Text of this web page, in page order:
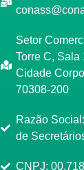
Setor
Torre C,
Cidade
70308-200
Razão
de
CNPJ: